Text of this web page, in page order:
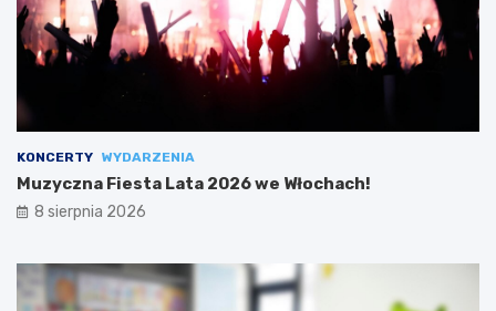
KONCERTY WYDARZENIA
Muzyczna Fiesta Lata 2026 we Włochach!
8 sierpnia 2026